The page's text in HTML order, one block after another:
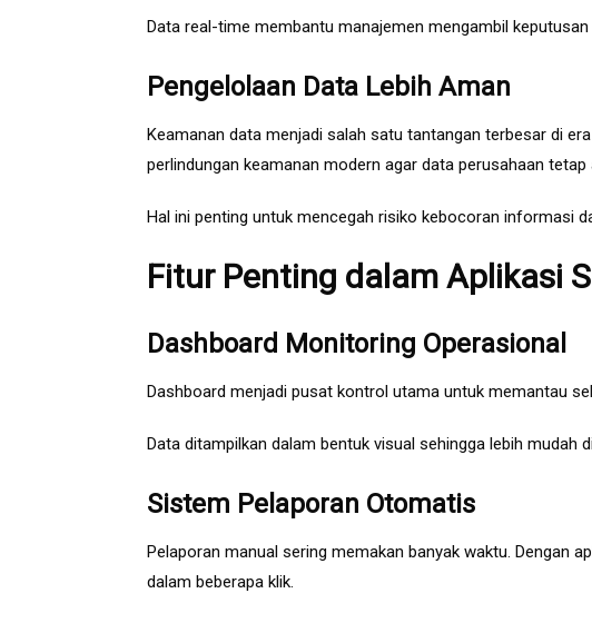
Data real-time membantu manajemen mengambil
Pengelolaan Data Lebih Aman
Keamanan data menjadi salah satu tantangan terbesar di
perlindungan keamanan modern agar data perusahaan tetap
Hal ini penting untuk mencegah risiko kebocoran informasi
Fitur Penting dalam Aplikasi
Dashboard Monitoring Operasional
Dashboard menjadi pusat kontrol utama untuk memantau
Data ditampilkan dalam bentuk visual sehingga lebih mudah
Sistem Pelaporan Otomatis
Pelaporan manual sering memakan banyak waktu. Dengan
dalam beberapa klik.